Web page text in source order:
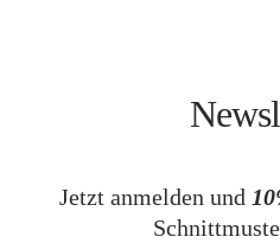
Jetzt anmelden und